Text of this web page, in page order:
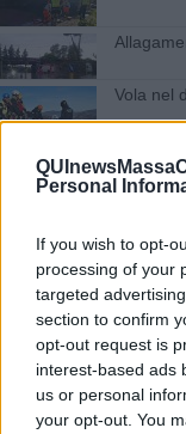
Personal
If you wish to opt-
processing of your
targeted
section to confirm
opt-out request is
interest-based ads
us or personal
your opt-out. You
Vola nel
In
Ladri
Scivola
Un
Contro